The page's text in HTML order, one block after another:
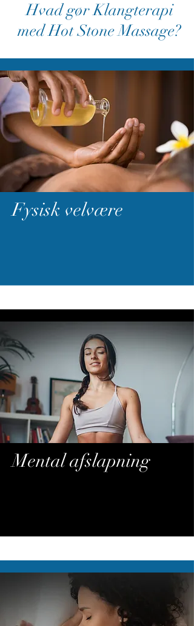
Hvad gør Klangterapi
med Hot Stone Massage?
Fysisk velvære
Mental afslapning